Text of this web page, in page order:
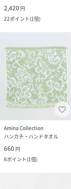
2,420 円
22ポイント(1倍)
Amina Collection
ハンカチ・ハンドタオル
660 円
6ポイント(1倍)